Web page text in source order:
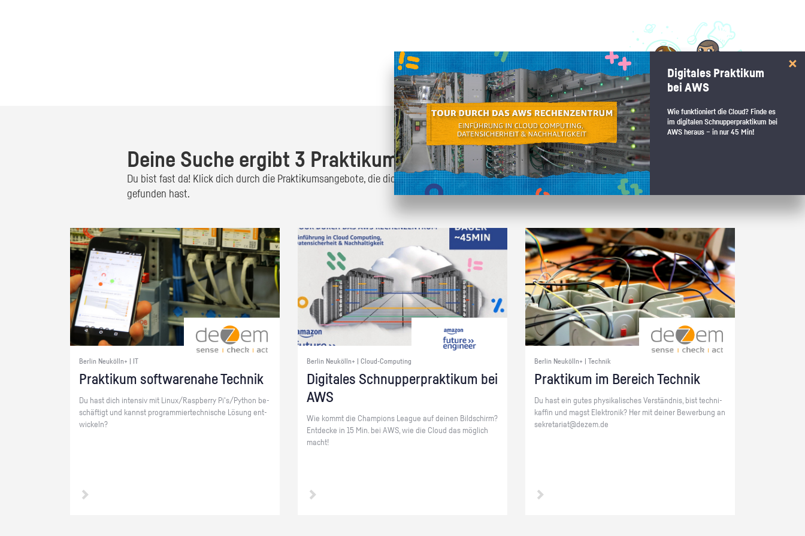
Oder finde heraus was dich interessiert:
zum Stärkentest.
Deine Suche ergibt 3 Praktikumsangebote!
Du bist fast da! Klick dich durch die Praktikumsangebote, die dich interessieren und bewirb dich wenn du den passenden Platz
gefunden hast.
Berlin Neukölln+ | IT
Prak­ti­kum soft­ware­na­he Tech­nik
Du hast dich in­ten­siv mit Linux/Raspber­ry Pi's/Py­thon be­
schäf­tigt und kannst pro­gram­mier­tech­ni­sche Lö­sung ent­
wi­ckeln?
Berlin Neukölln+ | Cloud-Computing
Di­gi­ta­les Schnup­per­prak­ti­kum bei
AWS
Wie kommt die Cham­pi­ons Le­ague auf dei­nen Bild­schirm?
Ent­de­cke in 15 Min. bei AWS, wie die Cloud das mög­lich
macht!
Berlin Neukölln+ | Technik
Prak­ti­kum im Be­reich Tech­nik
Du hast ein gutes phy­si­ka­li­sches Ver­ständ­nis, bist tech­ni­
kaf­fin und magst Elek­tro­nik? Her mit dei­ner Be­wer­bung an
se­kre­ta­ri­at@​dezem.​de
Digitales Praktikum
bei AWS
Wie funktioniert die Cloud? Finde es
im digitalen Schnupperpraktikum bei
AWS heraus – in nur 45 Min!